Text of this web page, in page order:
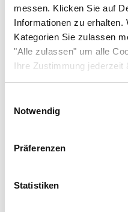
messen. Klicken Sie auf
Informationen zu erhalten.
Kategorien Sie zulassen
"Alle zulassen" um alle
Ihre Zustimmung jederzeit
Notwendig
Präferenzen
StatistikenDigitale Buchhaltung